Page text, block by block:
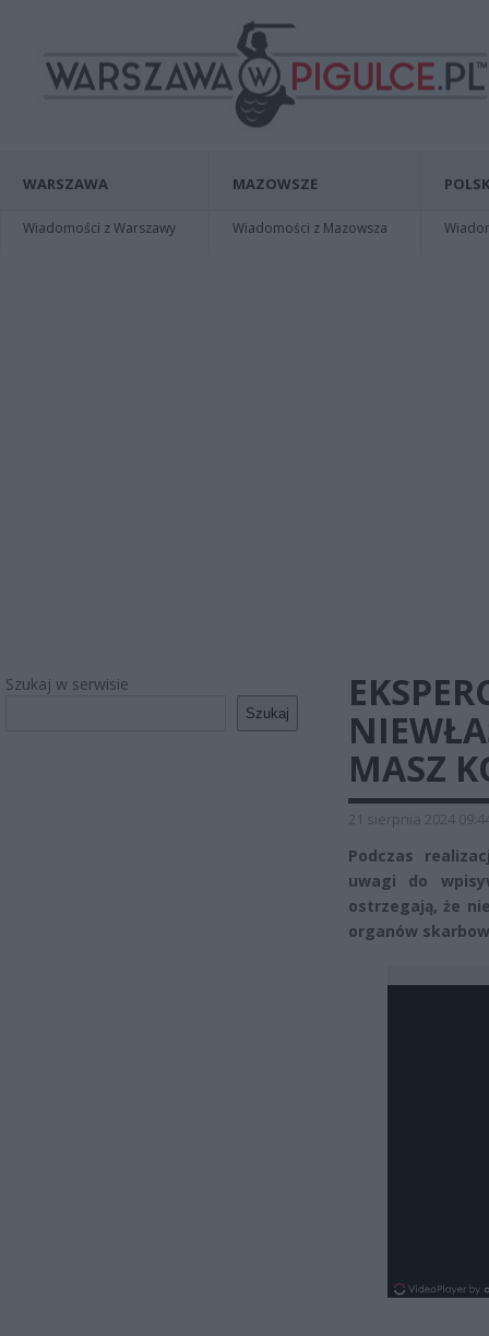
WARSZAWA
Wiadomości z Warszawy
MAZOWSZE
Wiadomości z Mazowsza
Szukaj w serwisie
Szukaj
MASZ
21 sierpnia 2024
Podczas
uwagi do
ostrzegają, że
organów